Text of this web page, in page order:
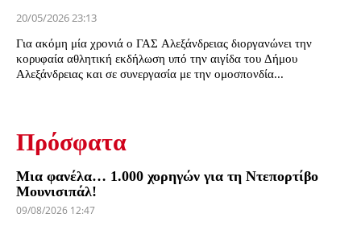
20/05/2026 23:13
Για ακόμη μία χρονιά ο ΓΑΣ Αλεξάνδρειας διοργανώνει την
κορυφαία αθλητική εκδήλωση υπό την αιγίδα του Δήμου
Αλεξάνδρειας και σε συνεργασία με την ομοσπονδία...
Πρόσφατα
Μια φανέλα… 1.000 χορηγών για τη Ντεπορτίβο
Μουνισιπάλ!
09/08/2026 12:47